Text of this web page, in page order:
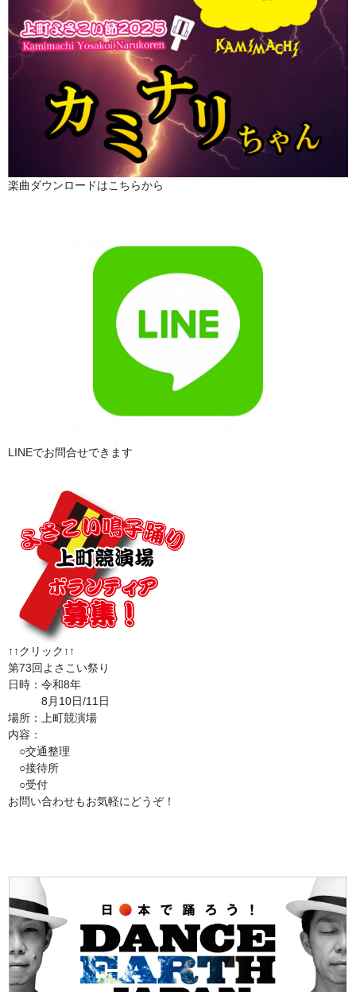
楽曲ダウンロードはこちらから
LINEでお問合せできます
↑↑クリック↑↑
第73回よさこい祭り
日時：令和8年
8月10日/11日
場所：上町競演場
内容：
○交通整理
○接待所
○受付
お問い合わせもお気軽にどうぞ！